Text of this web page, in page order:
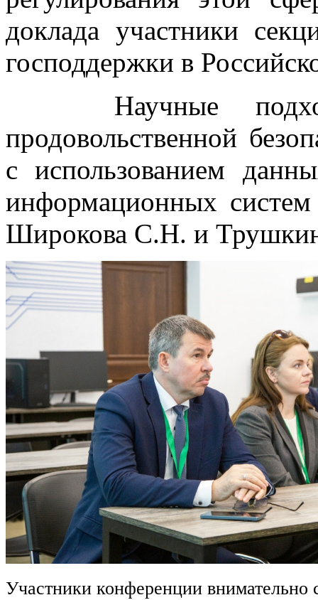
доклада участники
господдержки в
Научные
продовольственной
с использованием
информационных
Широкова С.Н. и
Участники конференции